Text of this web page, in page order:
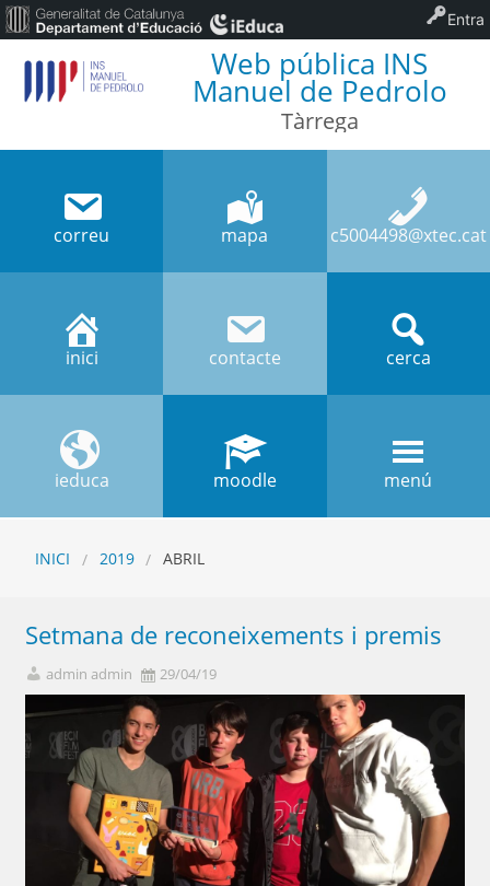
Web pública INS
Manuel de Pedrolo
Tàrrega
correu mapa c5004498@xtec.cat
inici contacte cerca
ieduca moodle menú
INICI 2019 ABRIL
Setmana de reconeixements i premis
admin admin 29/04/19
Entra